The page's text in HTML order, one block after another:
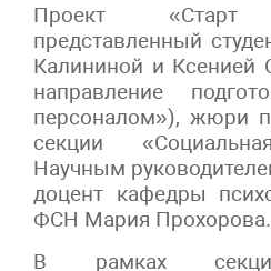
Проект
представленный
Калининой и Ксенией
направление
персоналом»), жюри
секции
Научным
доцент кафедры
ФСН Мария Прохорова.
В рамках